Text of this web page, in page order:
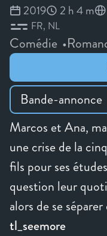
Marcos et Ana,
une crise de la
fils pour ses
question leur
alors de se
tl_seemore
2019 2 h 4 m
FR NL
Comédie
Bande-annonce